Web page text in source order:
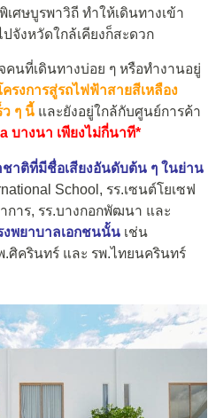
ศษบูรพาวิถี ทำให้เดินทางเข้า
ปจังหวัดใกล้เคียงก็สะดวก
จคนที่เดินทางบ่อย ๆ หรือทำงานอยู่
ครงการสู่รถไฟฟ้าสายสีเหลือง
ว ๆ นี้ และยังอยู่ใกล้กับศูนย์การค้า
บางนา เพียงไม่กี่นาที*
ชาติที่มีชื่อเสียงอันดับต้น ๆ ในย่าน
School, รร.เซนต์โยเซฟ
าร, รร.บางกอกพัฒนา และ
งพยาบาลเอกชนนั้น เช่น
.ศิครินทร์ และ รพ.ไทยนครินทร์